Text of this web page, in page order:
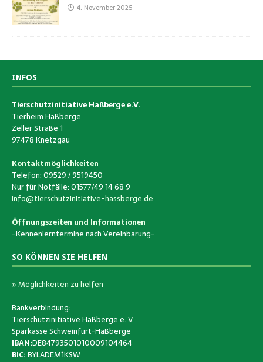
4. November 2025
INFOS
Tierschutzinitiative Haßberge e.V.
Tierheim Haßberge
Zeller Straße 1
97478 Knetzgau
Kontaktmöglichkeiten
Telefon: 09529 / 9519450
Nur für Notfälle: 01577/49 14 68 9
info@tierschutzinitiative-hassberge.de
Öffnungszeiten und Informationen
-Kennenlerntermine nach Vereinbarung-
SO KÖNNEN SIE HELFEN
» Möglichkeiten zu helfen
Bankverbindung:
Tierschutzinitiative Haßberge e. V.
Sparkasse Schweinfurt-Haßberge
IBAN:DE84793501010009104464
BIC:BYLADEM1KSW